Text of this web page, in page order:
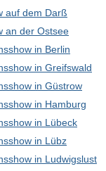
auf dem Darß
an der Ostsee
in Berlin
in Greifswald
in Güstrow
in Hamburg
in Lübeck
in Lübz
in Ludwigslust